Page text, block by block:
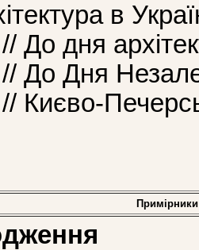
в
До дня
До Дня
Києво-
Примірники